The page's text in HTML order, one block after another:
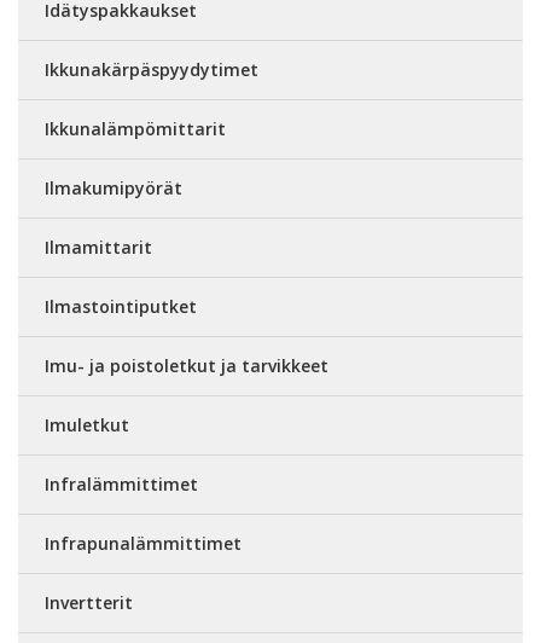
Idätyspakkaukset
Ikkunakärpäspyydytimet
Ikkunalämpömittarit
Ilmakumipyörät
Ilmamittarit
Ilmastointiputket
Imu- ja poistoletkut ja tarvikkeet
Imuletkut
Infralämmittimet
Infrapunalämmittimet
Invertterit